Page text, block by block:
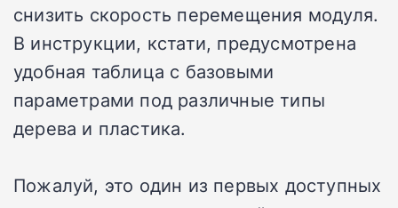
снизить скорость перемещения модуля.
В инструкции, кстати, предусмотрена
удобная таблица с базовыми
параметрами под различные типы
дерева и пластика.
Пожалуй, это один из первых доступных